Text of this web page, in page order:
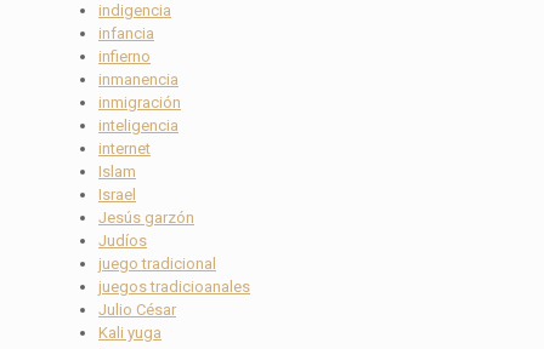
indigencia
infancia
infierno
inmanencia
inmigración
inteligencia
internet
Islam
Israel
Jesús garzón
Judíos
juego tradicional
juegos tradicioanales
Julio César
Kali yuga